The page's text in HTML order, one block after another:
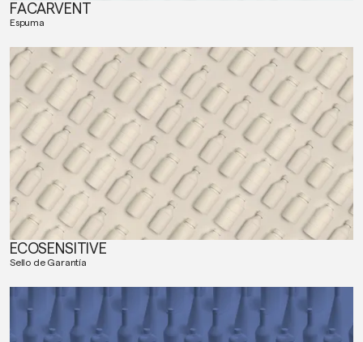
FACARVENT
Espuma
ECOSENSITIVE
Sello de Garantía